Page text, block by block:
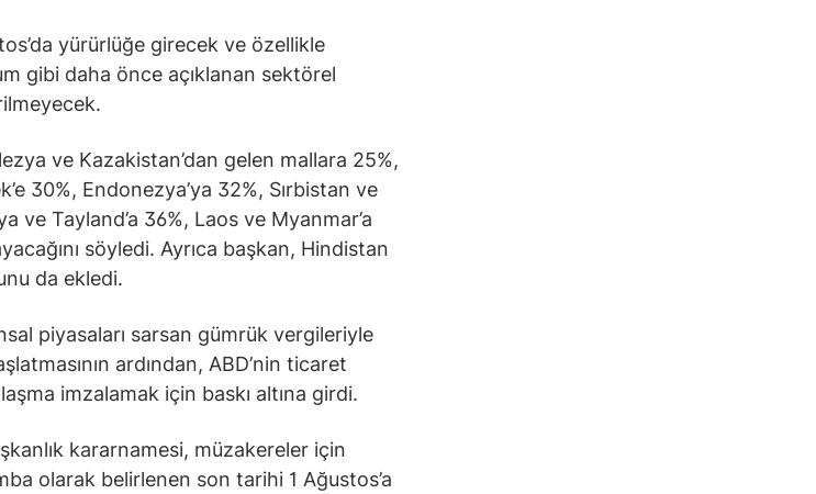
yürürlüğe girecek ve özellikle
gibi daha önce açıklanan sektörel
ve Kazakistan’dan gelen mallara 25%,
30%, Endonezya’ya 32%, Sırbistan ve
ve Tayland’a 36%, Laos ve Myanmar’a
söyledi. Ayrıca başkan, Hindistan
da ekledi.
piyasaları sarsan gümrük vergileriyle
ardından, ABD’nin ticaret
imzalamak için baskı altına girdi.
kararnamesi, müzakereler için
olarak belirlenen son tarihi 1 Ağustos’a